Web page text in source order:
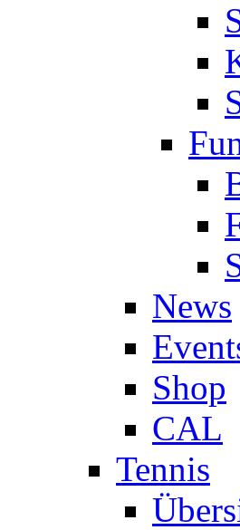
News
Shop
CAL
Tennis